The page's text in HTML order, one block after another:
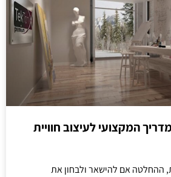
המקצועי לעיצוב חוויית
ההחלטה אם להישאר ולבחון את